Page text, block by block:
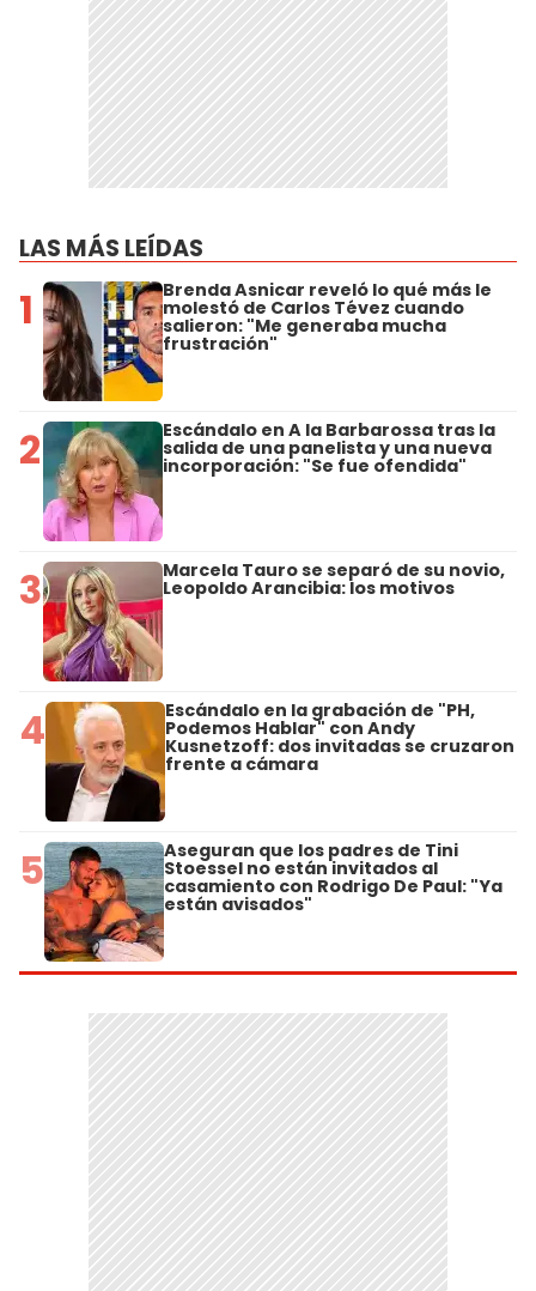
LAS MÁS LEÍDAS
1 Brenda Asnicar reveló lo qué más le
molestó de Carlos Tévez cuando
salieron: "Me generaba mucha
frustración"
2 Escándalo en A la Barbarossa tras la
salida de una panelista y una nueva
incorporación: "Se fue ofendida"
3 Marcela Tauro se separó de su novio,
Leopoldo Arancibia: los motivos
4 Escándalo en la grabación de "PH,
Podemos Hablar" con Andy
Kusnetzoff: dos invitadas se cruzaron
frente a cámara
5 Aseguran que los padres de Tini
Stoessel no están invitados al
casamiento con Rodrigo De Paul: "Ya
están avisados"